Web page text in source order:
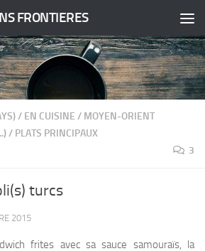
FRONTIERES
/ EN CUISINE / MOYEN-ORIENT
/ PLATS PRINCIPAUX
3
turcs
2015
frites avec sa sauce samouraïs, la